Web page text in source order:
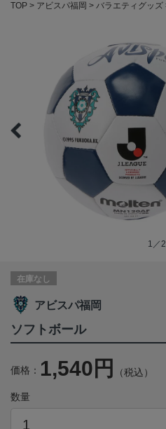
TOP アビスパ福岡 バラエティグッズ
1／2
在庫なし
アビスパ福岡
ソフトボール
価格： 1,540円 （税込）
数量